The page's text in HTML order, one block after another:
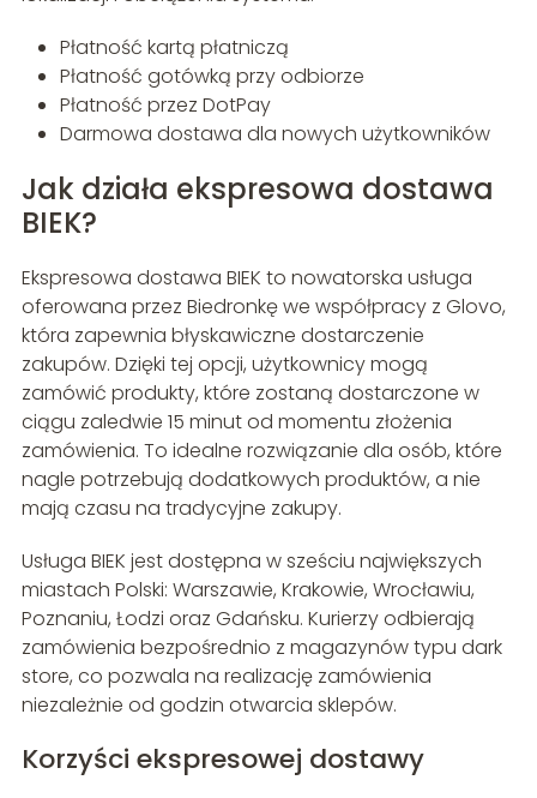
Płatność kartą płatniczą
Płatność gotówką przy odbiorze
Płatność przez DotPay
Darmowa dostawa dla nowych użytkowników
Jak działa ekspresowa dostawa
BIEK?
Ekspresowa dostawa BIEK to nowatorska usługa
oferowana przez Biedronkę we współpracy z Glovo,
która zapewnia błyskawiczne dostarczenie
zakupów. Dzięki tej opcji, użytkownicy mogą
zamówić produkty, które zostaną dostarczone w
ciągu zaledwie 15 minut od momentu złożenia
zamówienia. To idealne rozwiązanie dla osób, które
nagle potrzebują dodatkowych produktów, a nie
mają czasu na tradycyjne zakupy.
Usługa BIEK jest dostępna w sześciu największych
miastach Polski: Warszawie, Krakowie, Wrocławiu,
Poznaniu, Łodzi oraz Gdańsku. Kurierzy odbierają
zamówienia bezpośrednio z magazynów typu dark
store, co pozwala na realizację zamówienia
niezależnie od godzin otwarcia sklepów.
Korzyści ekspresowej dostawy